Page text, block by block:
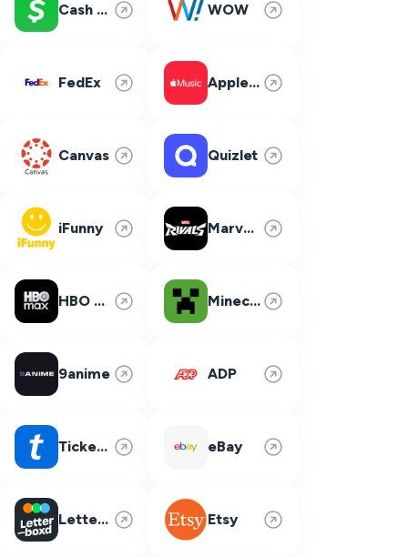
Cash App WOW
FedEx Apple Music
Canvas Quizlet
iFunny Marvel Rivals
HBO Max Minecraft
9anime ADP
Ticketmaster eBay
Letterboxd Etsy